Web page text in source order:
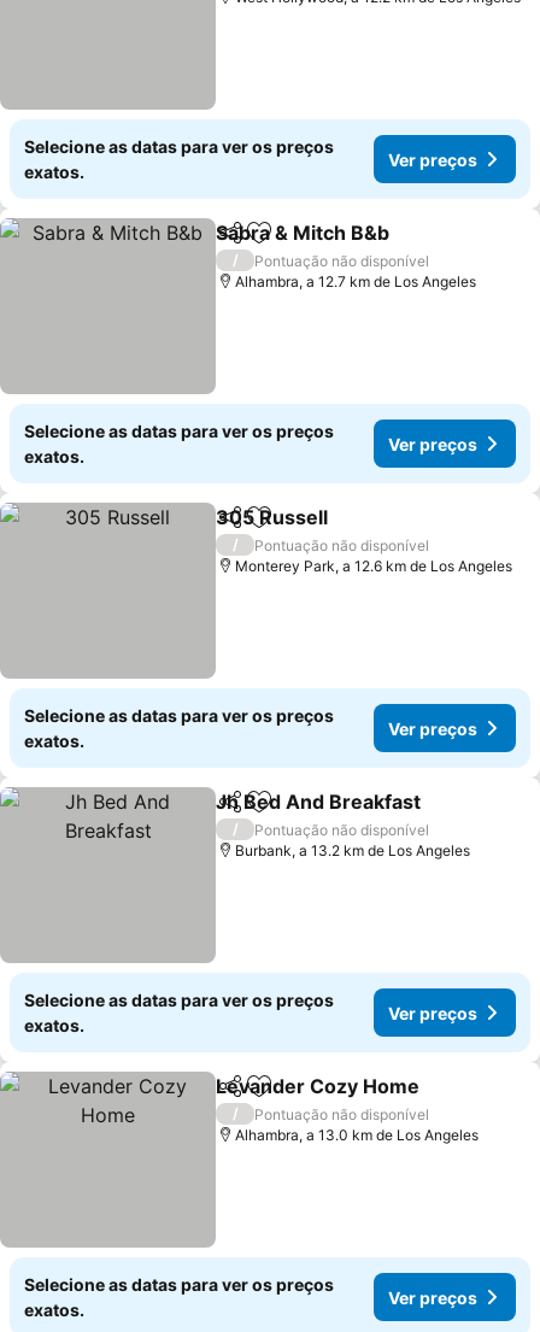
Selecione as datas para ver os preços
exatos.
Ver preços
PartilharAdicionar aos favoritos
Sabra & Mitch B&b
/
Pontuação não disponível
Alhambra, a 12.7 km de Los Angeles
Selecione as datas para ver os preços
exatos.
Ver preços
PartilharAdicionar aos favoritos
305 Russell
/
Pontuação não disponível
Monterey Park, a 12.6 km de Los Angeles
Selecione as datas para ver os preços
exatos.
Ver preços
PartilharAdicionar aos favoritos
Jh Bed And Breakfast
/
Pontuação não disponível
Burbank, a 13.2 km de Los Angeles
Selecione as datas para ver os preços
exatos.
Ver preços
PartilharAdicionar aos favoritos
Levander Cozy Home
/
Pontuação não disponível
Alhambra, a 13.0 km de Los Angeles
Selecione as datas para ver os preços
exatos.
Ver preços